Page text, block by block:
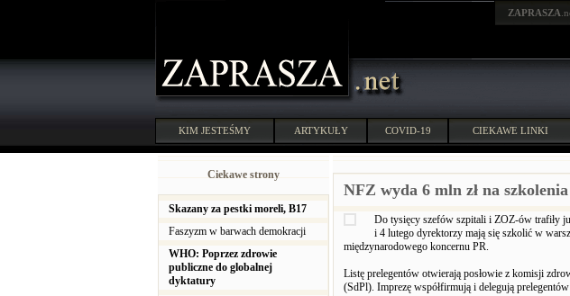
ZAPRASZA
KIM JESTEŚMY ARTYKUŁY COVID-19 CIEKAWE LINKI
Ciekawe strony
Skazany za pestki moreli, B17
Faszyzm w barwach demokracji
WHO: Poprzez zdrowie
publiczne do globalnej
dyktatury
NFZ wyda 6 mln zł na szkolenia
Do tysięcy szefów szpitali i ZOZ-ów trafiły
i 4 lutego dyrektorzy mają się szkolić w
międzynarodowego koncernu PR.
Listę prelegentów otwierają posłowie z komisji
(SdPl). Imprezę współfirmują i delegują